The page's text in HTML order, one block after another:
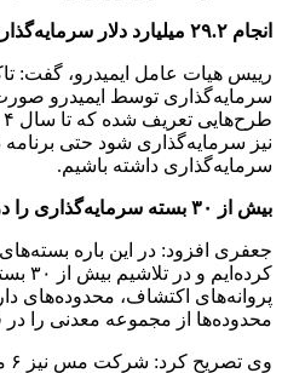
انجام ۲۹.۲ میلیارد دلار سرمایه‌گذاری توسط ایمیدرو تا
سرمایه‌گذاری توسط ایمیدرو
سرمایه‌گذاری داشته باشیم.
بیش از ۳۰ بسته سرمایه‌گذاری را در حوزه معدن ارایه می دهیم
جعفری افزود: در این باره
پروانه‌های اکتشاف، محدوده‌های
محدوده‌ها از مجموعه معدنی را در